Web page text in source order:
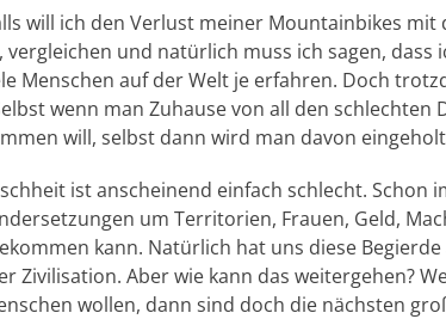
will ich den Verlust meiner Mountainbikes
vergleichen und natürlich muss ich sagen, dass
Menschen auf der Welt je erfahren. Doch
wenn man Zuhause von all den
will, selbst dann wird man davon
ist anscheinend einfach schlecht. Schon
um Territorien, Frauen, Geld,
kann. Natürlich hat uns diese
Zivilisation. Aber wie kann das weitergehen?
wollen, dann sind doch die nächsten